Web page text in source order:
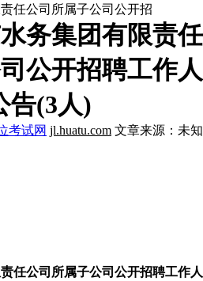
任公司所属子公司公开招
务集团有限责任
公开招聘工作人
告(3人)
考试网 jl.huatu.com 文章来源：未知
任公司所属子公司公开招聘工作人